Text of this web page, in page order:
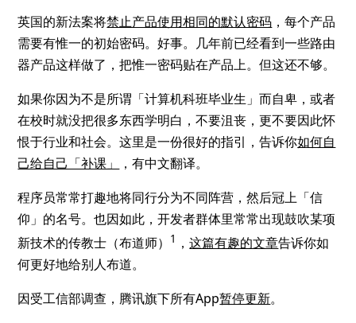
英国的新法案将禁止产品使用相同的默认密码 ，每个产品
需要有惟一的初始密码。好事。几年前已经看到一些路由
器产品这样做了，把惟一密码贴在产品上。但这还不够。
如果你因为不是所谓「计算机科班毕业生」而自卑，或者
在校时就没把很多东西学明白，不要沮丧，更不要因此怀
恨于行业和社会。这里是一份很好的指引，告诉你如何自
己给自己「补课」
，有中文翻译。
程序员常常打趣地将同行分为不同阵营，然后冠上「信
仰」的名号。也因如此，开发者群体里常常出现鼓吹某项
新技术的传教士（布道师）
1 ，这篇有趣的文章告诉你如
何更好地给别人布道。
因受工信部调查，腾讯旗下所有App暂停更新。